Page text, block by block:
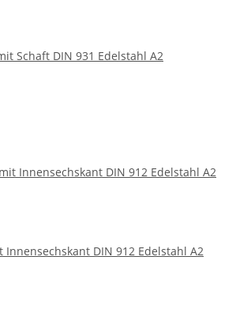
Schaft DIN 931 Edelstahl A2
DIN 912 Edelstahl A2